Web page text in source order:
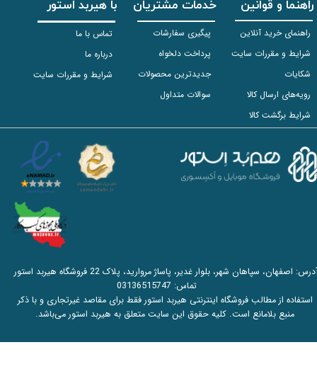
راهنما و قوانین
راهنمای خرید آنلاین
شرایط و مقررات سایت
شکایات
رویه‌های ارسال کالا
شرایط برگشت کالا
خدمات مشتریان
پیگیری سفارشات
پرداخت دلخواه
جدیدترین محصولات
سوالات متداول
با هیربد استور
تماس با ما
درباره ما
شرایط و مقررات سایت
آدرس: اصفهان، سپاهان شهر، بلوار غدیر، پاساژ مروارید، پلاک 22 فروشگاه هیربد استور
تماس: 03136515747
استفاده از مطالب فروشگاه اینترنتی هیربد استور فقط برای مقاصد غیرتجاری و با ذکر
منبع بلامانع است. کلیه حقوق این سایت متعلق به هیربد استور می‌باشد.​​​​​​​